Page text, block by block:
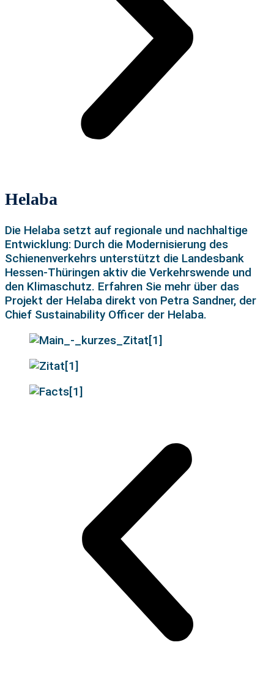
Helaba
Die Helaba setzt auf regionale und nachhaltige
Entwicklung: Durch die Modernisierung des
Schienenverkehrs unterstützt die Landesbank
Hessen-Thüringen aktiv die Verkehrswende und
den Klimaschutz. Erfahren Sie mehr über das
Projekt der Helaba direkt von Petra Sandner, der
Chief Sustainability Officer der Helaba.